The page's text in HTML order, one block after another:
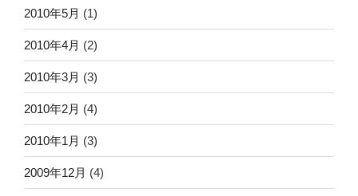
2010年5月 (1)
2010年4月 (2)
2010年3月 (3)
2010年2月 (4)
2010年1月 (3)
2009年12月 (4)